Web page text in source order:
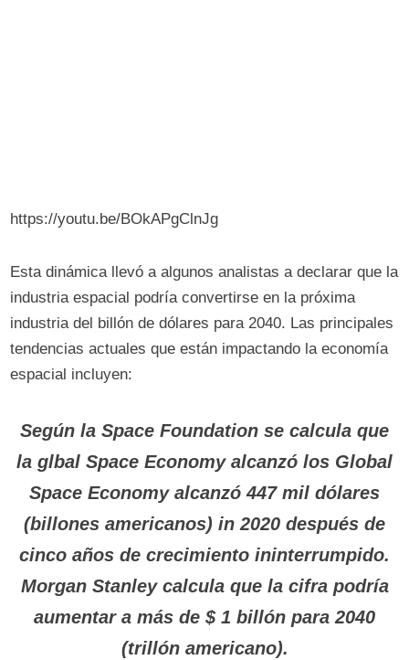
https://youtu.be/BOkAPgClnJg
Esta dinámica llevó a algunos analistas a declarar que la
industria espacial podría convertirse en la próxima
industria del billón de dólares para 2040. Las principales
tendencias actuales que están impactando la economía
espacial incluyen:
Según la Space Foundation se calcula que
la glbal Space Economy alcanzó los Global
Space Economy alcanzó 447 mil dólares
(billones americanos) in 2020 después de
cinco años de crecimiento ininterrumpido.
Morgan Stanley calcula que la cifra podría
aumentar a más de $ 1 billón para 2040
(trillón americano).